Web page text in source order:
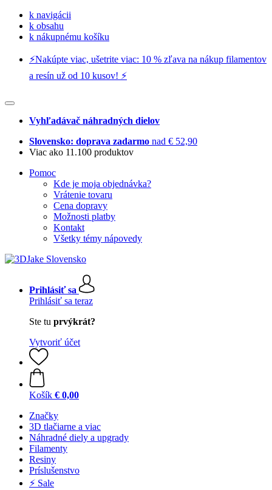
k navigácii
k obsahu
k nákupnému košíku
⚡️Nakúpte viac, ušetrite viac: 10 % zľava na nákup filamentov
a resín už od 10 kusov! ⚡️
Vyhľadávač náhradných dielov
Slovensko: doprava zadarmo nad € 52,90
Viac ako 11.100 produktov
Pomoc
Kde je moja objednávka?
Vrátenie tovaru
Cena dopravy
Možnosti platby
Kontakt
Všetky témy nápovedy
Prihlásiť sa
Prihlásiť sa teraz
Ste tu prvýkrát?
Vytvoriť účet
Košík € 0,00
Značky
3D tlačiarne a viac
Náhradné diely a upgrady
Filamenty
Resiny
Príslušenstvo
⚡ Sale